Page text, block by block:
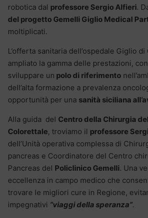
robotica dal professore Sergio Alfieri.
del progetto Gemelli Giglio Medical
moltiplicati.
L’offerta sanitaria dell’ospedale Giglio di
ampliato la gamma delle prestazioni,
sviluppare un polo di riferimento
dell’alta formazione a prevalenza
opportunità per una sanità siciliana
Alla guida del Centro della Chirurgia
Colorettale, troviamo il professore
dell’Unità operativa complessa di
pancreas e Coordinatore del Centro
Pancreas del Policlinico Gemelli. Una
eccellenza in campo medico che
trovare le migliori cure in Regione,
impegnativi “viaggi della speranza”.